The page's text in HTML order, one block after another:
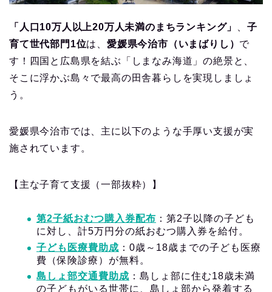
「人口10万人以上20万人未満のまちランキング」 、子
育て世代部門1位は、愛媛県今治市（いまばりし） で
す！四国と広島県を結ぶ「しまなみ海道」の絶景と、
そこに浮かぶ島々で最高の田舎暮らしを実現しましょ
う。
愛媛県今治市では、主に以下のような手厚い支援が実
施されています。
【主な子育て支援（一部抜粋）】
第2子紙おむつ購入券配布 ：第2子以降の子ども
に対し、計5万円分の紙おむつ購入券を給付。
子ども医療費助成 ：0歳～18歳までの子ども医療
費（保険診療）が無料。
島しょ部交通費助成 ：島しょ部に住む18歳未満
の子どもがいる世帯に、島しょ部から発着する